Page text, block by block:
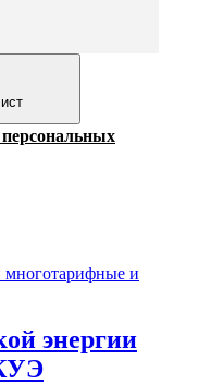
персональных
энергии